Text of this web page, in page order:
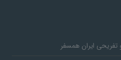
تفریحی ایران همسفر